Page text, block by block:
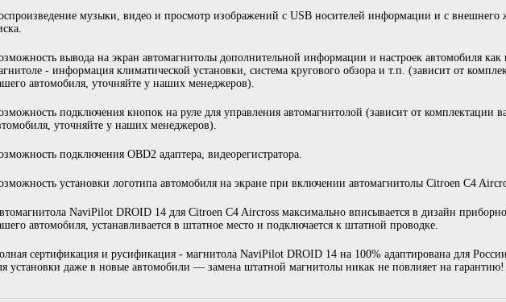
музыки, видео и просмотр изображений с USB носителей информации и с внешнего
вывода на экран автомагнитолы дополнительной информации и настроек автомобиля как
- информация климатической установки, система кругового обзора и т.п. (зависит от
автомобиля, уточняйте у наших менеджеров).
подключения кнопок на руле для управления автомагнитолой (зависит от комплектации
уточняйте у наших менеджеров).
подключения OBD2 адаптера, видеорегистратора.
установки логотипа автомобиля на экране при включении автомагнитолы Citroen C4
NaviPilot DROID 14 для Citroen C4 Aircross максимально вписывается в дизайн
автомобиля, устанавливается в штатное место и подключается к штатной проводке.
сертификация и русификация - магнитола NaviPilot DROID 14 на 100% адаптирована для
установки даже в новые автомобили — замена штатной магнитолы никак не повлияет на гарантию!